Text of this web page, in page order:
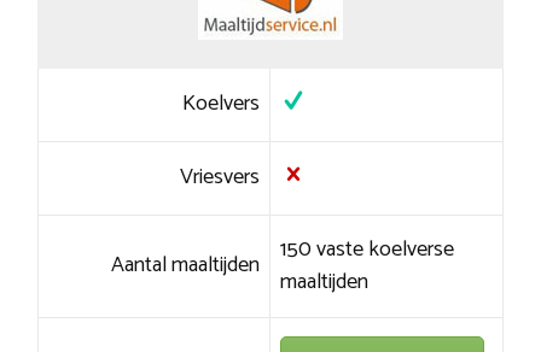
Koelvers
Vriesvers
Aantal maaltijden 150 vaste koelverse
maaltijden